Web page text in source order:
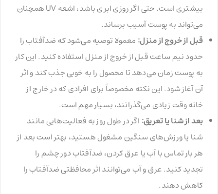
بیشتری است. حتی اگر روزی ابری باشد، اشعه UV همچنان
می‌تواند به پوست آسیب برساند.
قبل از خروج از منزل: معمولا توصیه می‌شود که ضدآفتاب را
حدود نیم ساعت قبل از خروج از منزل استفاده کنید. این کار
به پوست زمان می‌دهد تا محصول را به خوبی جذب کند و اثر
آن آغاز شود. این نکته مخصوصاً برای افرادی که در خارج از
خانه وقت زیادی می‌گذرانند، بسیار مهم است.
بعد از شنا یا تعریق: اگر در طول روز به فعالیت‌هایی مانند
شنا یا ورزش‌های سنگین مشغول هستید، بهتر است بعد از
هر بار تماس با آب یا عرق کردن، ضدآفتاب دور چشم را
تجدید کنید. عرق و آب می‌توانند اثر محافظتی ضدآفتاب را
کاهش دهند.